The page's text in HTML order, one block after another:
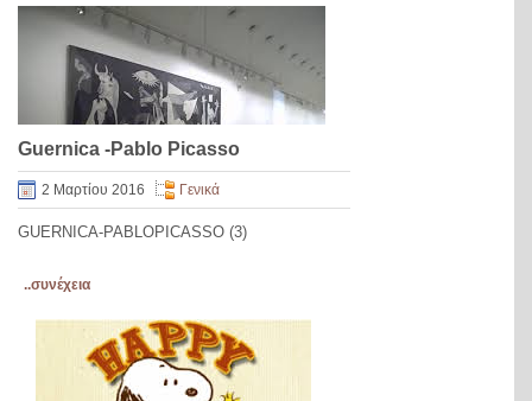
Guernica -Pablo Picasso
2 Μαρτίου 2016 Γενικά
GUERNICA-PABLOPICASSO (3)
..συνέχεια